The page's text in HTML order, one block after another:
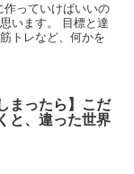
作っていけばいいの
います。 目標と達
トレなど、何かを
まったら】こだ
と、違った世界